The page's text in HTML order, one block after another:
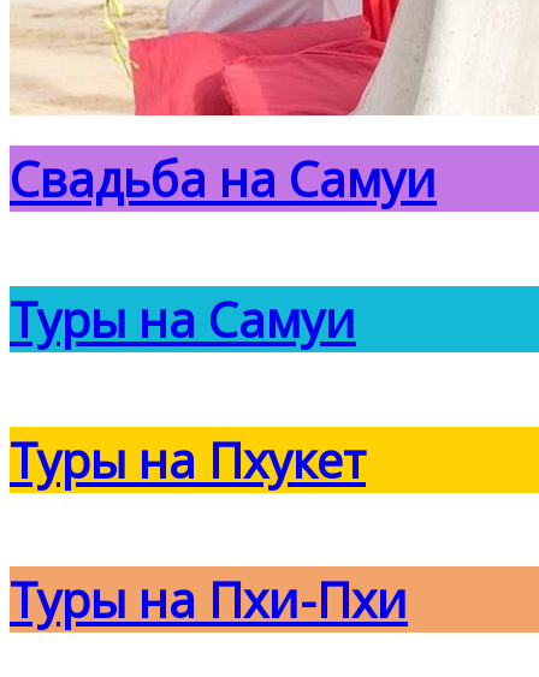
Свадьба на Самуи
Туры на Самуи
Туры на Пхукет
Туры на Пхи-Пхи